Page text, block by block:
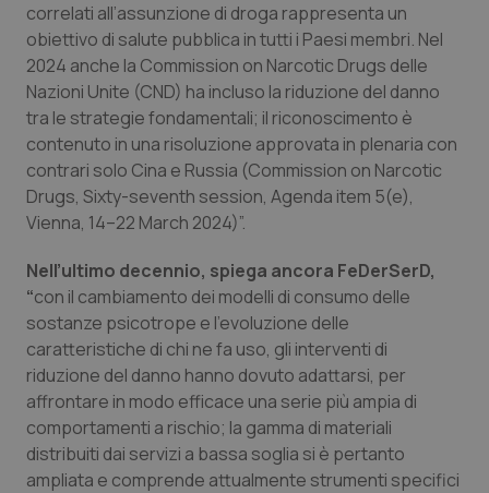
Quotidiano Chirurgia
Quotidiano Oncologia
Quotidiano Pediatria
Rene & patologie urogenitali
Sangue & coagulazione
Tiroide
Tumore al seno
Tumore ovarico
correlati all’assunzione di droga rappresenta un
obiettivo di salute pubblica in tutti i Paesi membri. Nel
2024 anche la Commission on Narcotic Drugs delle
Nazioni Unite (CND) ha incluso la riduzione del danno
tra le strategie fondamentali; il riconoscimento è
contenuto in una risoluzione approvata in plenaria con
contrari solo Cina e Russia (Commission on Narcotic
Drugs, Sixty-seventh session, Agenda item 5(e),
Vienna, 14–22 March 2024)”.
Nell’ultimo decennio, spiega ancora FeDerSerD,
“con il cambiamento dei modelli di consumo delle
sostanze psicotrope e l’evoluzione delle
caratteristiche di chi ne fa uso, gli interventi di
riduzione del danno hanno dovuto adattarsi, per
affrontare in modo efficace una serie più ampia di
comportamenti a rischio; la gamma di materiali
distribuiti dai servizi a bassa soglia si è pertanto
ampliata e comprende attualmente strumenti specifici